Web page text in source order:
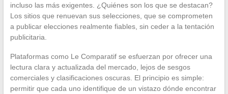
incluso las más exigentes. ¿Quiénes son los que se destacan?
Los sitios que renuevan sus selecciones, que se comprometen
a publicar elecciones realmente fiables, sin ceder a la tentación
publicitaria.
Plataformas como Le Comparatif se esfuerzan por ofrecer una
lectura clara y actualizada del mercado, lejos de sesgos
comerciales y clasificaciones oscuras. El principio es simple:
permitir que cada uno identifique de un vistazo dónde encontrar